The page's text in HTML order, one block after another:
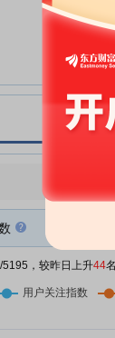
融
06-12
06-03
/5195，较昨日上升44名